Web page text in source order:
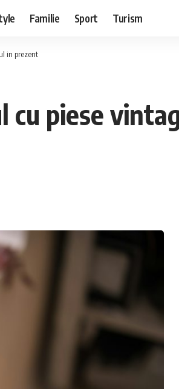
Familie Sport Turism
in prezent
piese